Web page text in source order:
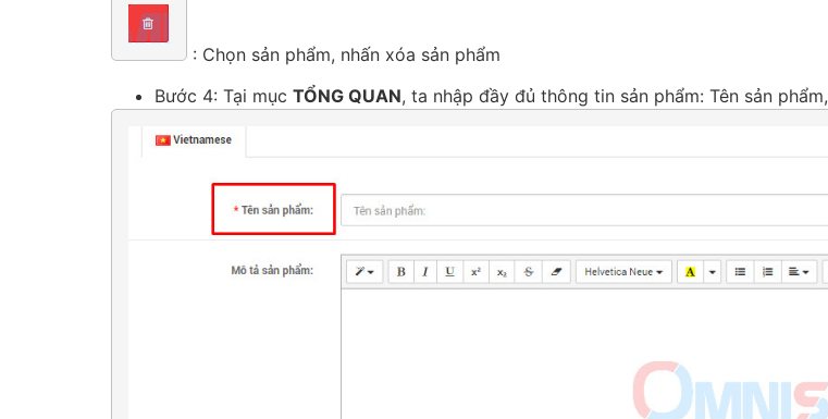
: Chọn sản phẩm, nhấn xóa sản phẩm
Bước 4: Tại mục TỔNG QUAN, ta nhập đầy đủ thông tin sản phẩm: Tên sản phẩm,